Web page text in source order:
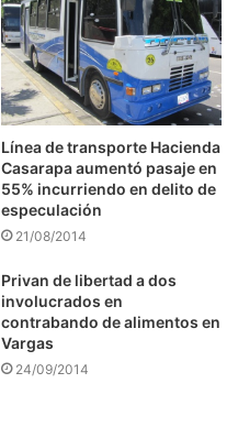
Línea de transporte Hacienda
Casarapa aumentó pasaje en
55% incurriendo en delito de
especulación
21/08/2014
Privan de libertad a dos
involucrados en
contrabando de alimentos en
Vargas
24/09/2014